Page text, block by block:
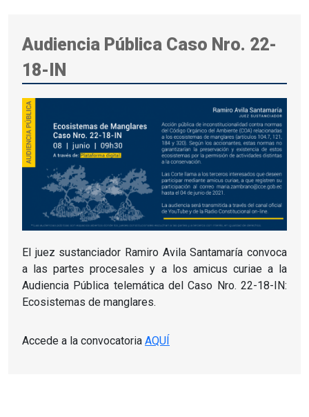
Audiencia Pública Caso Nro. 22-
18-IN
El juez sustanciador Ramiro Avila Santamaría convoca
a las partes procesales y a los amicus curiae a la
Audiencia Pública telemática del Caso Nro. 22-18-IN:
Ecosistemas de manglares.
Accede a la convocatoria AQUÍ